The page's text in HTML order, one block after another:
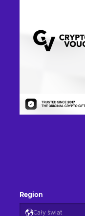
Region
Cały świat